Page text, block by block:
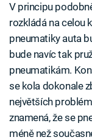
V principu
rozkládá na celou
pneumatiky auta
bude navíc tak
pneumatikám.
se kola dokonale
největších
znamená, že se
méně než